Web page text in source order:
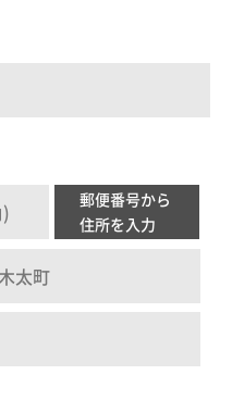
郵便番号から
住所を入力